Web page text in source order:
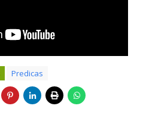
Predicas